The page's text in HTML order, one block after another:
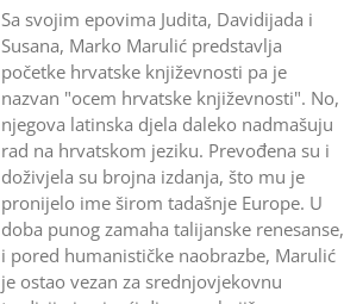
Sa svojim epovima Judita, Davidijada i
Susana, Marko Marulić predstavlja
početke hrvatske književnosti pa je
nazvan "ocem hrvatske književnosti". No,
njegova latinska djela daleko nadmašuju
rad na hrvatskom jeziku. Prevođena su i
doživjela su brojna izdanja, što mu je
pronijelo ime širom tadašnje Europe. U
doba punog zamaha talijanske renesanse,
i pored humanističke naobrazbe, Marulić
je ostao vezan za srednjovjekovnu